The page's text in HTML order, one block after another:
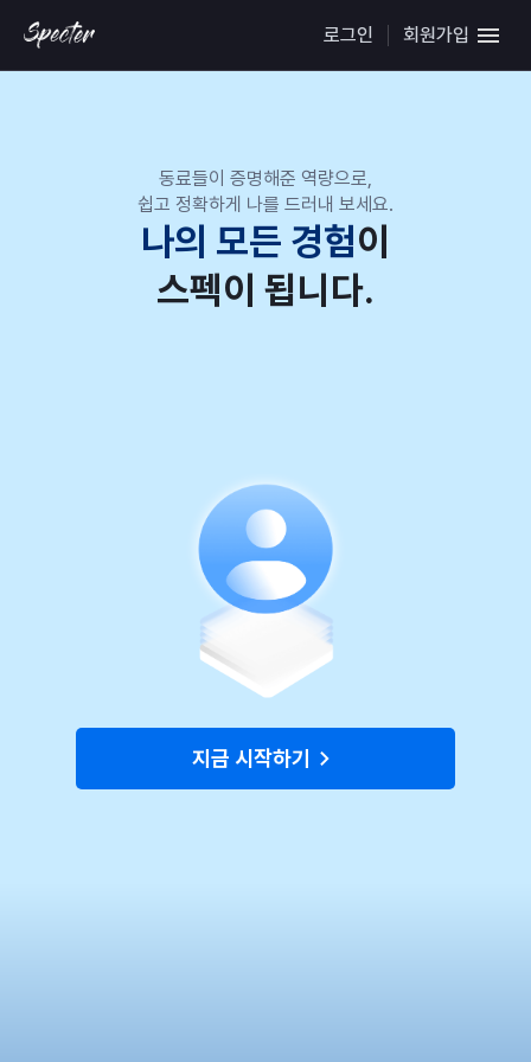
로그인 회원가입
동료들이 증명해준 역량으로,
쉽고 정확하게 나를 드러내 보세요.
나의 모든 경험이
스펙이 됩니다.
지금 시작하기